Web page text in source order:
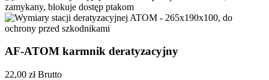
AF-ATOM karmnik deratyzacyjny
22,00 zł Brutto